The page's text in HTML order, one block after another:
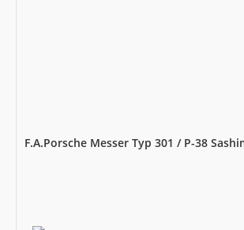
F.A.Porsche Messer Typ 301 / P-38